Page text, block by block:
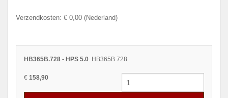
Verzendkosten: € 0,00 (Nederland)
HB365B.728 - HPS 5.0 HB365B.728
€ 158,90